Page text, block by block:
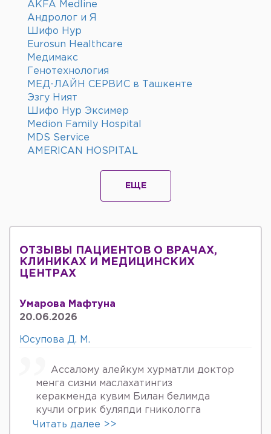
AKFA Medline
Андролог и Я
Шифо Нур
Eurosun Healthcare
Медимакс
Генотехнология
МЕД-ЛАЙН СЕРВИС в Ташкенте
Эзгу Ният
Шифо Нур Эксимер
Medion Family Hospital
MDS Service
AMERICAN HOSPITAL
ЕЩЕ
ОТЗЫВЫ ПАЦИЕНТОВ О ВРАЧАХ,
КЛИНИКАХ И МЕДИЦИНСКИХ
ЦЕНТРАХ
Умарова Мафтуна
20.06.2026
Юсупова Д. М.
Ассалому алейкум хурматли доктор
менга сизни маслахатингиз
керакменда кувим Билан белимда
кучли огрик буляпди гникологга
онкологов уролога хирурга учрадим
Читать далее >>